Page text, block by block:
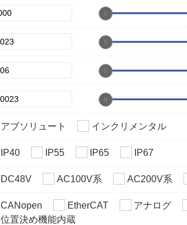
アブソリュート インクリメンタル
IP40 IP55 IP65 IP67
DC48V AC100V系 AC200V系
CANopen EtherCAT アナログ
位置決め機能内蔵